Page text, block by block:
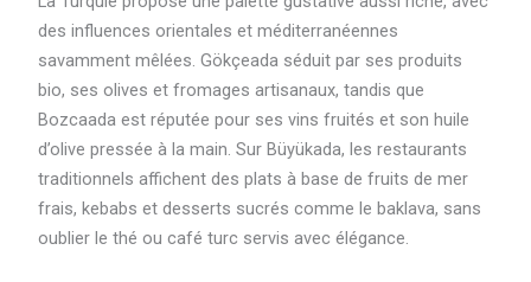
des influences orientales et méditerranéennes
savamment mêlées. Gökçeada séduit par ses produits
bio, ses olives et fromages artisanaux, tandis que
Bozcaada est réputée pour ses vins fruités et son huile
d’olive pressée à la main. Sur Büyükada, les restaurants
traditionnels affichent des plats à base de fruits de mer
frais, kebabs et desserts sucrés comme le baklava, sans
oublier le thé ou café turc servis avec élégance.